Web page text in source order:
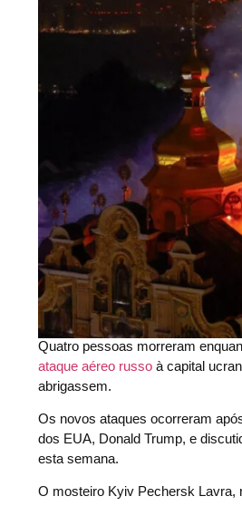
Quatro pessoas morreram
ataque aéreo russo à capital
abrigassem.
Os novos ataques ocorreram
dos EUA, Donald Trump, e
esta semana.
O mosteiro Kyiv Pechersk Lavra,